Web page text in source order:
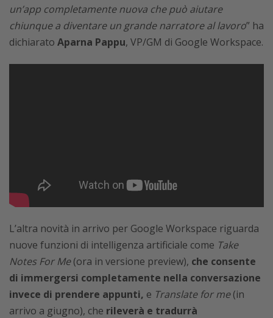
un’app completamente nuova che può aiutare
chiunque a diventare un grande narratore al lavoro” ha
dichiarato Aparna Pappu, VP/GM di Google Workspace.
L’altra novità in arrivo per Google Workspace riguarda
nuove funzioni di intelligenza artificiale come Take
Notes For Me(ora in versione preview), che consente
di immergersi completamente nella conversazione
invece di prendere appunti, e Translate for me(in
arrivo a giugno), che rileverà e tradurrà